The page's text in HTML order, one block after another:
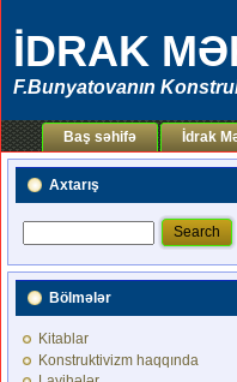
İDRAK
F.Bunyatovanın
Baş səhifə İdrak
Axtarış
Bölmələr
Kitablar
Konstruktivizm haqqında